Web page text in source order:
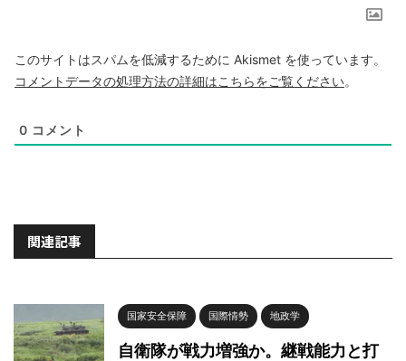
このサイトはスパムを低減するために Akismet を使っています。
コメントデータの処理方法の詳細はこちらをご覧ください。
0 コメント
関連記事
国家安全保障 国際情勢 地政学
自衛隊が戦力増強か。継戦能力と打